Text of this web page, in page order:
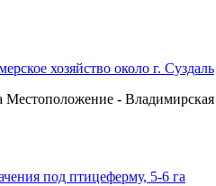
хозяйство около г. Суздаль
- Владимирская
под птицеферму, 5-6 га